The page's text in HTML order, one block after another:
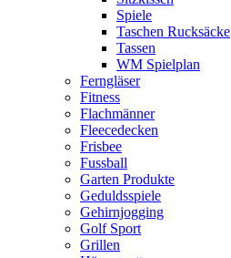
Spiele
Taschen Rucksäcke
Tassen
WM Spielplan
Ferngläser
Fitness
Flachmänner
Fleecedecken
Frisbee
Fussball
Garten Produkte
Geduldsspiele
Gehirnjogging
Golf Sport
Grillen